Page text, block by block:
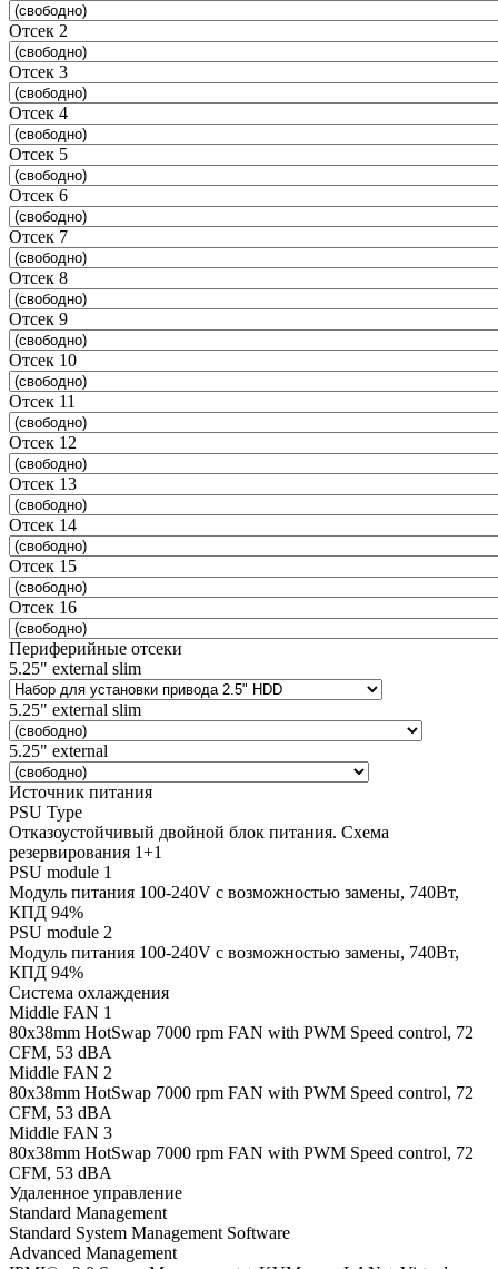
Отсек 2
Отсек 3
Отсек 4
Отсек 5
Отсек 6
Отсек 7
Отсек 8
Отсек 9
Отсек 10
Отсек 11
Отсек 12
Отсек 13
Отсек 14
Отсек 15
Отсек 16
Периферийные отсеки
5.25" external slim
5.25" external slim
5.25" external
Источник питания
PSU Type
Отказоустойчивый двойной блок питания. Схема
резервирования 1+1
PSU module 1
Модуль питания 100-240V с возможностью замены, 740Вт,
КПД 94%
PSU module 2
Модуль питания 100-240V с возможностью замены, 740Вт,
КПД 94%
Система охлаждения
Middle FAN 1
80х38mm HotSwap 7000 rpm FAN with PWM Speed control, 72
CFM, 53 dBA
Middle FAN 2
80х38mm HotSwap 7000 rpm FAN with PWM Speed control, 72
CFM, 53 dBA
Middle FAN 3
80х38mm HotSwap 7000 rpm FAN with PWM Speed control, 72
CFM, 53 dBA
Удаленное управление
Standard Management
Standard System Management Software
Advanced Management